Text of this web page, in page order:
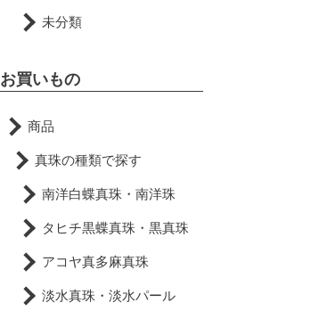
未分類
お買いもの
商品
真珠の種類で探す
南洋白蝶真珠・南洋珠
タヒチ黒蝶真珠・黒真珠
アコヤ真多麻真珠
淡水真珠・淡水パール